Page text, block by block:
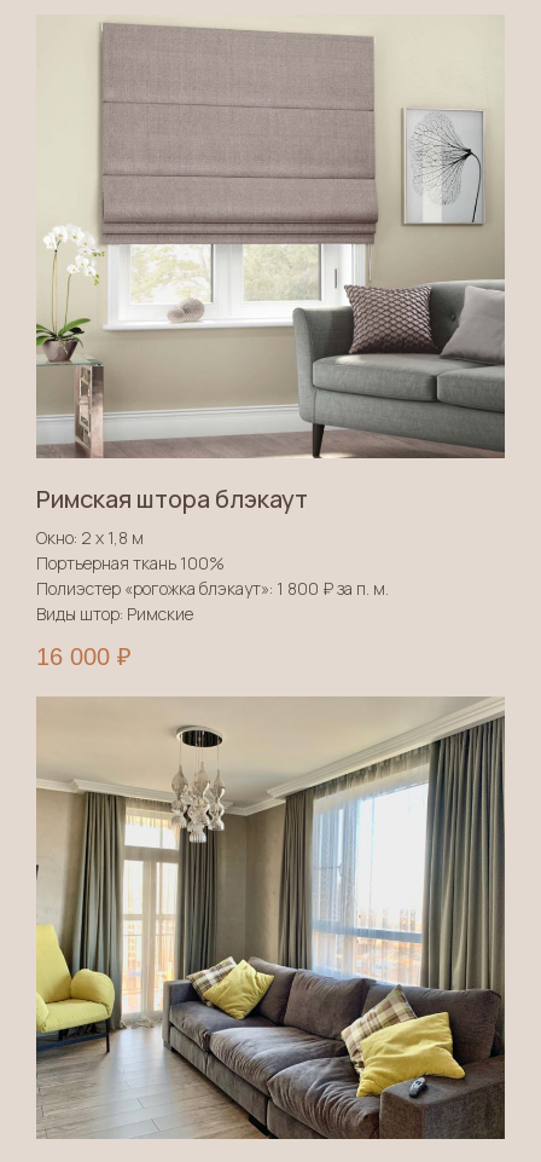
Римская штора блэкаут
Окно: 2 х 1,8 м
Портьерная ткань 100%
Полиэстер «рогожка блэкаут»: 1 800 ₽ за п. м.
Виды штор: Римские
16 000 ₽